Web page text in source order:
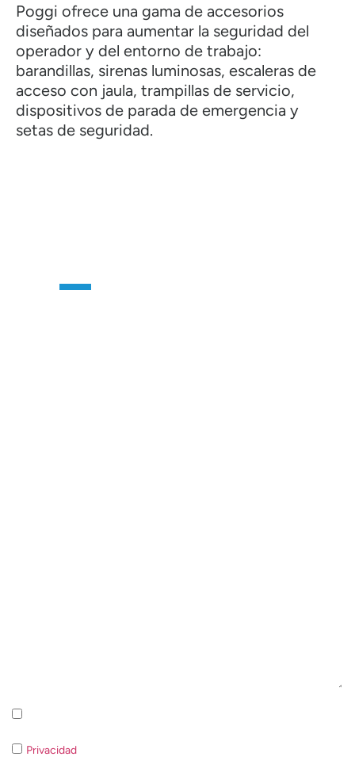
Poggi ofrece una gama de accesorios
diseñados para aumentar la seguridad del
operador y del entorno de trabajo:
barandillas, sirenas luminosas, escaleras de
acceso con jaula, trampillas de servicio,
dispositivos de parada de emergencia y
setas de seguridad.
Privacidad